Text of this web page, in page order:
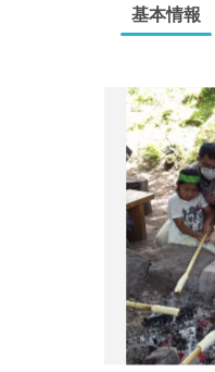
基本情報